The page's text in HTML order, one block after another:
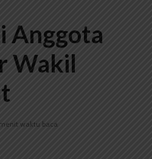
Anggota
Wakil
waktu baca